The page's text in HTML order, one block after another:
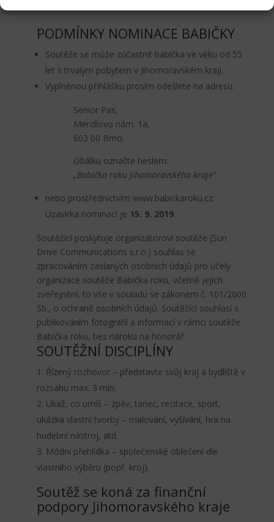
PODMÍNKY NOMINACE BABIČKY
Soutěže se může zúčastnit babička ve věku od 55
let s trvalým pobytem v Jihomoravském kraji.
Vyplněnou přihlášku prosím odešlete na adresu:
Senior Pas,
Mendlovo nám. 1a,
603 00 Brno.
Obálku označte heslem:
„Babička roku Jihomoravského kraje“
nebo prostřednictvím www.babickaroku.cz.
Uzavírka nominací je 15. 9. 2019.
Soutěžící poskytuje organizátorovi soutěže (Sun
Drive Communications s.r.o.) souhlas se
zpracováním zaslaných osobních údajů pro účely
organizace soutěže Babička roku, včetně jejich
zveřejnění, to vše v souladu se zákonem č. 101/2000
Sb., o ochraně osobních údajů. Soutěžící souhlasí s
publikováním fotografií a informací v rámci soutěže
Babička roku, bez nároku na honorář.
SOUTĚŽNÍ DISCIPLÍNY
Řízený rozhovor – představte svůj kraj a bydliště v
rozsahu max. 3 min.
Ukaž, co umíš – zpěv, tanec, recitace, sport,
ukázka vlastní tvorby – malování, vyšívání, hra na
hudební nástroj, atd.
Módní přehlídka – společenské oblečení dle
vlastního výběru (popř. kroj).
Soutěž se koná za finanční
podpory Jihomoravského kraje